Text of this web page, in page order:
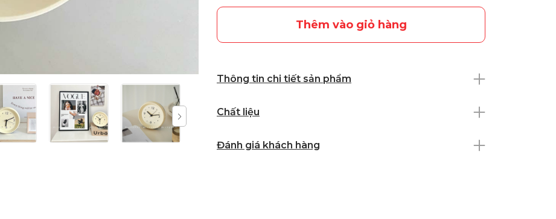
Thêm vào giỏ hàng
Thông tin chi tiết sản phẩm
Chất liệu
Đánh giá khách hàng